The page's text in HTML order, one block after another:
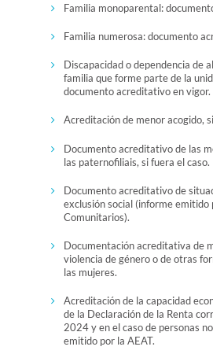
Familia monoparental:
Familia numerosa: documento
Discapacidad o dependencia de
familia que forme parte de la
documento acreditativo en vigor.
Acreditación de menor acogido,
Documento acreditativo de las
las paternofiliais, si fuera el caso.
Documento acreditativo de
exclusión social (informe emitido
Comunitarios).
Documentación acreditativa de
violencia de género o de otras
las mujeres.
Acreditación de la capacidad
de la Declaración de la Renta
2024 y en el caso de personas
emitido por la AEAT.